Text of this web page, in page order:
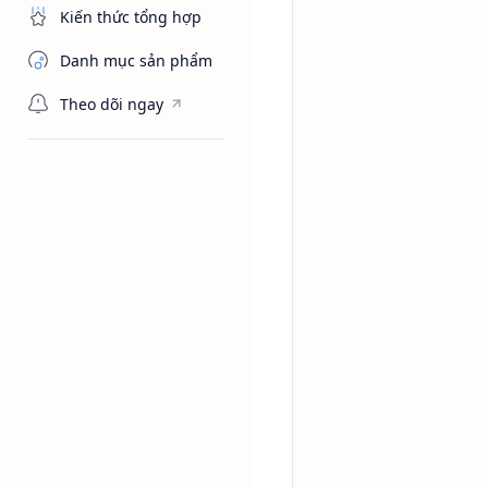
Kiến thức tổng hợp
Danh mục sản phẩm
Theo dõi ngay
Dung
Dung môi Tergitol™
công giấy và dệt sợi,